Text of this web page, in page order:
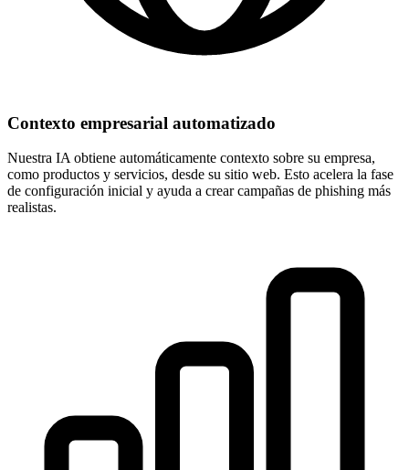
Contexto empresarial automatizado
Nuestra IA obtiene automáticamente contexto sobre su empresa,
como productos y servicios, desde su sitio web. Esto acelera la fase
de configuración inicial y ayuda a crear campañas de phishing más
realistas.